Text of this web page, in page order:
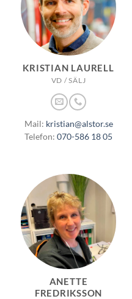
KRISTIAN LAURELL
VD / SÄLJ
Mail: kristian@alstor.se
Telefon: 070-586 18 05
ANETTE
FREDRIKSSON